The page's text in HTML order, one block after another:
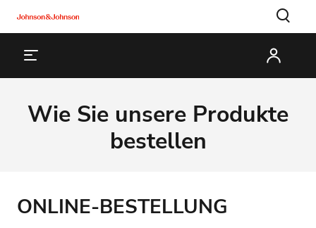
Wie Sie unsere Produkte
bestellen
ONLINE-BESTELLUNG